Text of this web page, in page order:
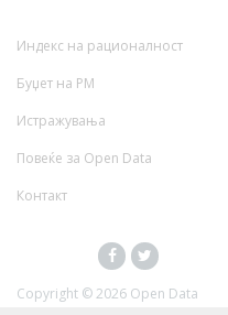
Индекс на рационалност
Буџет на РМ
Истражувања
Повеќе за Open Data
Контакт
Copyright ©2026 Open Data